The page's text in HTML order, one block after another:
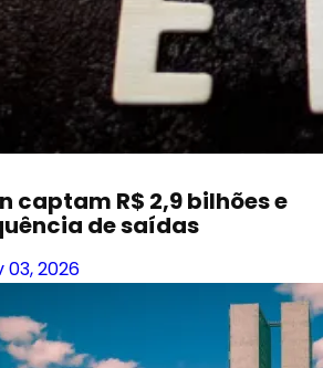
captam R$ 2,9 bilhões e
de saídas
03, 2026